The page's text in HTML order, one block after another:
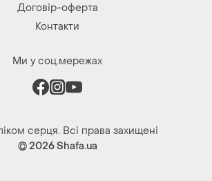
Договір-оферта
Контакти
Ми у соц.мережах
серця. Всі права захищені
© 2026Shafa.ua